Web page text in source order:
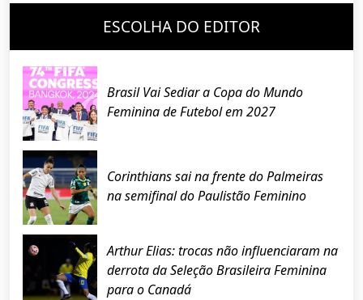
ESCOLHA DO EDITOR
Brasil Vai Sediar a Copa do Mundo
Feminina de Futebol em 2027
Corinthians sai na frente do Palmeiras
na semifinal do Paulistão Feminino
Arthur Elias: trocas não influenciaram na
derrota da Seleção Brasileira Feminina
para o Canadá